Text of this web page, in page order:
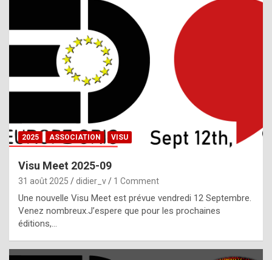
l
,
g
h
t
f
2025 ASSOCIATION VISU
Visu Meet 2025-09
31 août 2025 didier_v 1 Comment
Une nouvelle Visu Meet est prévue vendredi 12 Septembre.
Venez nombreux.J’espere que pour les prochaines
éditions,…